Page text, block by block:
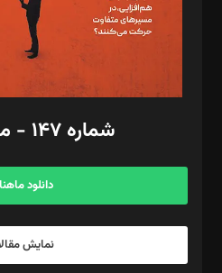
فیلمبرداری و عکاسی: امیر شفیعی، مانی
گرافیک و صفحه‌آرایی: سید‌سبحان‌علی
مد‌یر توسعه تجاری: کامبیز برید‌
امور مالی: شاپور رهبری، محمد‌ کاظمی‌نیا
آگهی و مشترکین: ۰۹۱۹۹۹۹۰۴۵۴
شماره ۱۴۷ - مرداد ۱۴۰۵
دانلود
نمایش